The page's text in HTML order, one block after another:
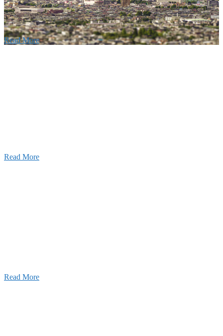
利くフットワークが結びついた新しい建設会社で
Read More
Read More
Read More